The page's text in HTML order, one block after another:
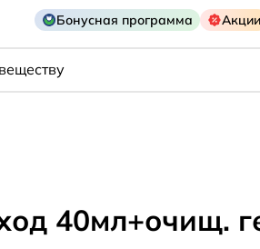
Бонусная программа Акции
40мл+очищ.